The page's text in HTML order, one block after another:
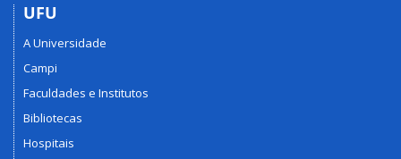
UFU
A Universidade
Campi
Faculdades e Institutos
Bibliotecas
Hospitais